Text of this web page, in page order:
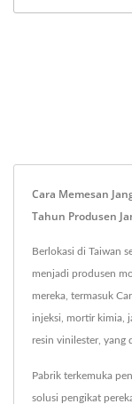
Cara Memesan
Tahun Produsen
Berlokasi di Taiwan
menjadi produsen
mereka, termasuk
injeksi, mortir kimia,
resin vinilester, yang
Pabrik terkemuka
solusi pengikat